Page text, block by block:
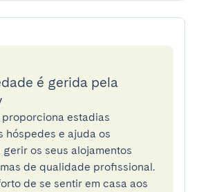
é gerida pela
estadias
hóspedes e ajuda os
os seus alojamentos
de qualidade profissional.
de se sentir em casa aos